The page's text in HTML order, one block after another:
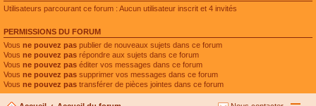
Utilisateurs parcourant ce forum : Aucun utilisateur inscrit et 4 invités
PERMISSIONS DU FORUM
Vous ne pouvez pas publier de nouveaux sujets dans ce forum
Vous ne pouvez pas répondre aux sujets dans ce forum
Vous ne pouvez pas éditer vos messages dans ce forum
Vous ne pouvez pas supprimer vos messages dans ce forum
Vous ne pouvez pas transférer de pièces jointes dans ce forum